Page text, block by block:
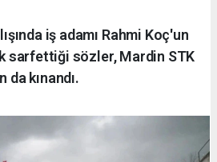
iş adamı Rahmi Koç'un
sarfettiği sözler, Mardin STK
kınandı.